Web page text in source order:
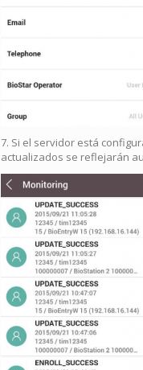
7. Si el servidor está
actualizados se reflejarán